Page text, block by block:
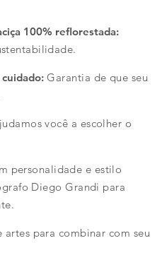
100% reflorestada:
Garantia de que seu
você a escolher o
personalidade e estilo
Diego Grandi para
artes para combinar com seu